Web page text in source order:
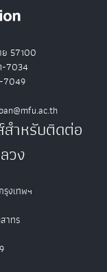
ย 57100
7034
7049
สำหรับติดต่อ
วง
งเทพฯ
าทร